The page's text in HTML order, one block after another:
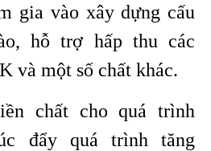
gia vào xây dựng cấu
hỗ trợ hấp thu các
và một số chất khác.
chất cho quá trình
đẩy quá trình tăng